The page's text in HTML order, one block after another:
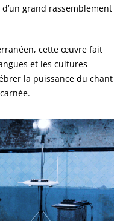
grand rassemblement
cette œuvre fait
et les cultures
la puissance du chant